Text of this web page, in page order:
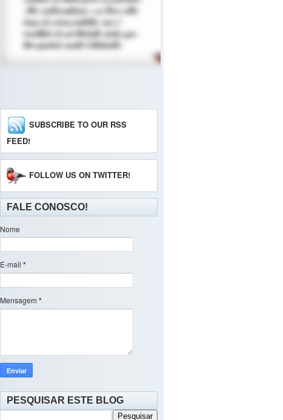
SUBSCRIBE TO OUR RSS
FEED!
FOLLOW US ON TWITTER!
FALE CONOSCO!
Nome
E-mail *
Mensagem *
PESQUISAR ESTE BLOG